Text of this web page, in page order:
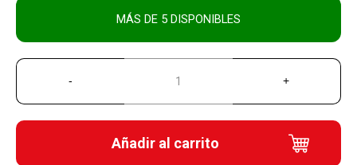
MÁS DE 5 DISPONIBLES
Añadir al carrito